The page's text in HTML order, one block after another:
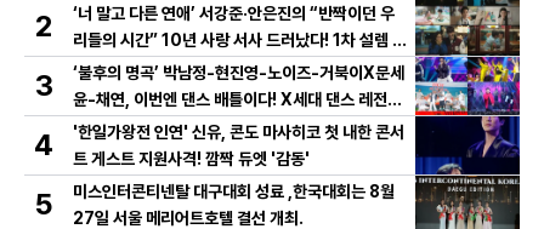
2
‘너 말고 다른 연애’ 서강준·안은진의 “반짝이던 우
리들의 시간” 10년 사랑 서사 드러났다! 1차 설렘 티
저 영상 공개!
3
‘불후의 명곡’ 박남정-현진영-노이즈-거북이X문세
윤-채연, 이번엔 댄스 배틀이다! X세대 댄스 레전드
총출동! 댄스 본능 깨운다!
4
'한일가왕전 인연' 신유, 콘도 마사히코 첫 내한 콘서
트 게스트 지원사격! 깜짝 듀엣 '감동'
5
미스인터콘티넨탈 대구대회 성료 ,한국대회는 8월
27일 서울 메리어트호텔 결선 개최.